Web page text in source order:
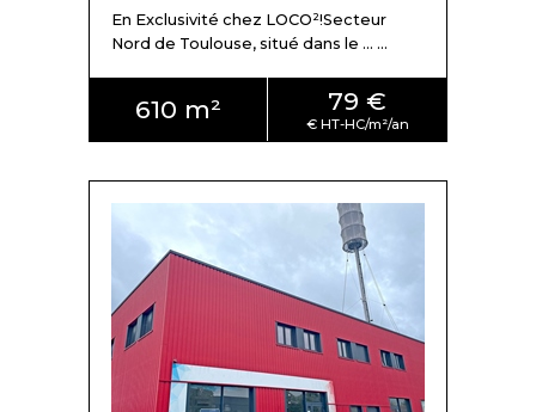
En Exclusivité chez LOCO²!Secteur
Nord de Toulouse, situé dans le ... ...
610 m² 79 €